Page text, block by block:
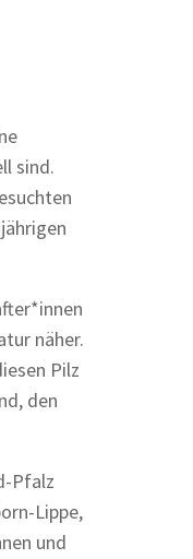
sind.
näher.
Pilz
den
Pfalz
Lippe,
und